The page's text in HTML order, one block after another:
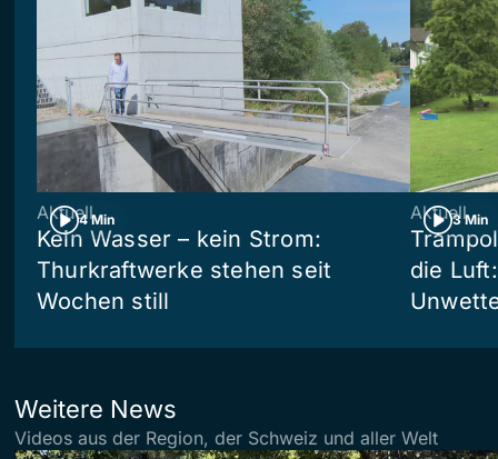
4 Min
Aktuell
Kein Wasser – kein Strom:
Thurkraftwerke stehen seit
Wochen still
3 Min
Aktuell
die
Weitere News
Videos aus der Region, der Schweiz und aller Welt